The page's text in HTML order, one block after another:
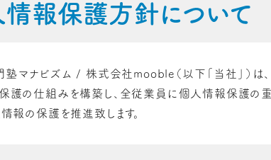
報保護方針について
マナビズム / 株式会社mooble（以下「当社」）は
護の仕組みを構築し、全従業員に個人情報保護の
情報の保護を推進致します。